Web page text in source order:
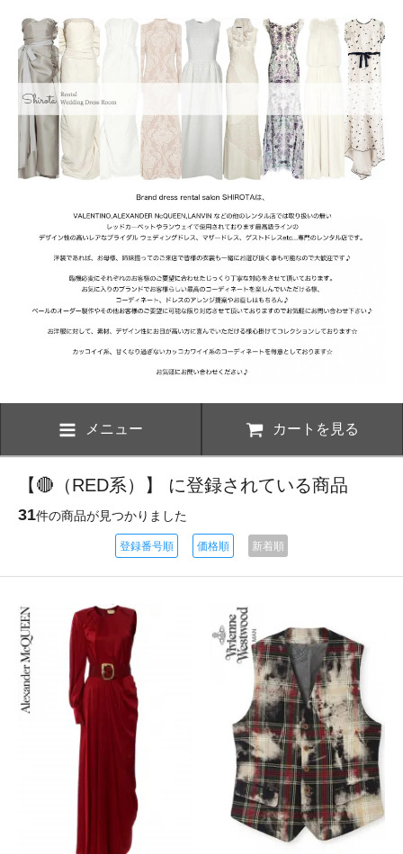
メニュー カートを見る
【🔴（RED系）】 に登録されている商品
31件の商品が見つかりました
登録番号順 価格順 新着順